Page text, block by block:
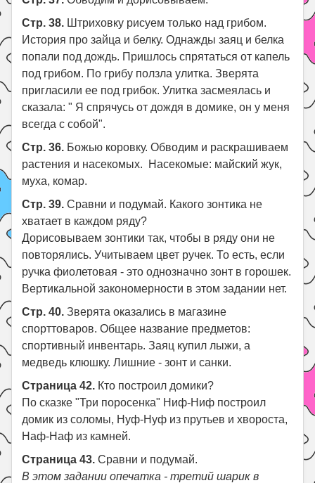
Стр. 38. Штриховку рисуем только над грибом.
История про зайца и белку. Однажды заяц и белка
попали под дождь. Пришлось спрятаться от капель
под грибом. По грибу ползла улитка. Зверята
пригласили ее под грибок. Улитка засмеялась и
сказала: " Я спрячусь от дождя в домике, он у меня
всегда с собой".
Стр. 36. Божью коровку. Обводим и раскрашиваем
растения и насекомых. Насекомые: майский жук,
муха, комар.
Стр. 39. Сравни и подумай. Какого зонтика не
хватает в каждом ряду?
Дорисовываем зонтики так, чтобы в ряду они не
повторялись. Учитываем цвет ручек. То есть, если
ручка фиолетовая - это однозначно зонт в горошек.
Вертикальной закономерности в этом задании нет.
Стр. 40. Зверята оказались в магазине
спорттоваров. Общее название предметов:
спортивный инвентарь. Заяц купил лыжи, а
медведь клюшку. Лишние - зонт и санки.
Страница 42. Кто построил домики?
По сказке "Три поросенка" Ниф-Ниф построил
домик из соломы, Нуф-Нуф из прутьев и хвороста,
Наф-Наф из камней.
Страница 43. Сравни и подумай.
В этом задании опечатка - третий шарик в